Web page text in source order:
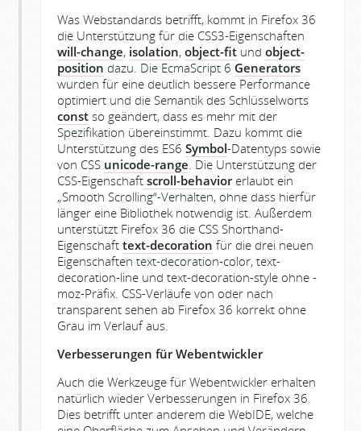
Was Webstandards betrifft, kommt in Firefox 36
die Unterstützung für die CSS3-Eigenschaften
will-change, isolation, object-fit und object-
position dazu. Die EcmaScript 6 Generators
wurden für eine deutlich bessere Performance
optimiert und die Semantik des Schlüsselworts
const so geändert, dass es mehr mit der
Spezifikation übereinstimmt. Dazu kommt die
Unterstützung des ES6 Symbol-Datentyps sowie
von CSS unicode-range. Die Unterstützung der
CSS-Eigenschaft scroll-behaviorerlaubt ein
„Smooth Scrolling“-Verhalten, ohne dass hierfür
länger eine Bibliothek notwendig ist. Außerdem
unterstützt Firefox 36 die CSS Shorthand-
Eigenschaft text-decoration für die drei neuen
Eigenschaften text-decoration-color, text-
decoration-line und text-decoration-style ohne -
moz-Präfix. CSS-Verläufe von oder nach
transparent sehen ab Firefox 36 korrekt ohne
Grau im Verlauf aus.
Verbesserungen für Webentwickler
Auch die Werkzeuge für Webentwickler erhalten
natürlich wieder Verbesserungen in Firefox 36.
Dies betrifft unter anderem die WebIDE, welche